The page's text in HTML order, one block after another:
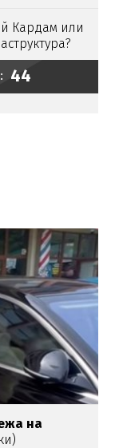
Кардам или
44
на